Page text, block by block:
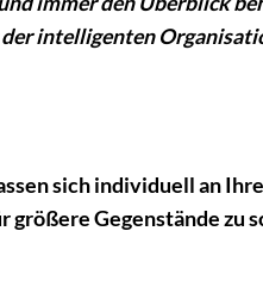
intelligenten
sich individuell an
Gegenstände zu